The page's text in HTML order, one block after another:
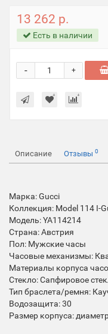
13 262 р.
Есть в наличии
+
-
Описание Отзывы 0
Марка: Gucci
Коллекция: Model 114 I-
Модель: YA114214
Страна: Австрия
Пол: Мужские часы
Часовые механизмы:
Материалы корпуса
Стекло: Сапфировое
Тип браслета/ремня:
Водозащита: 30
Размер корпуса: